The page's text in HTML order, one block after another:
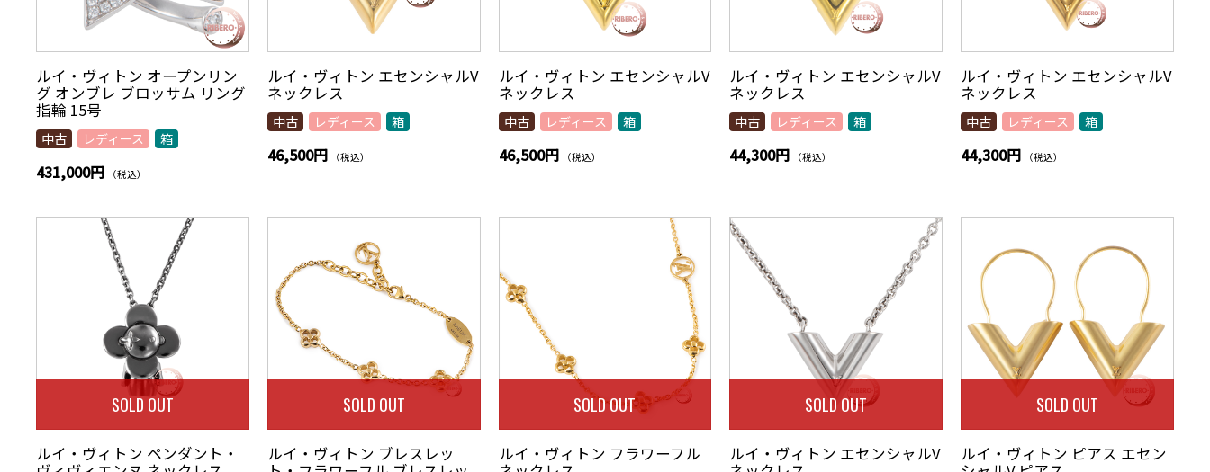
ルイ・ヴィトン オープンリン
グ オンブレ ブロッサム リング
指輪 15号
中古 レディース 箱
431,000円 （税込）
ルイ・ヴィトン エセンシャルV
ネックレス
中古 レディース 箱
46,500円 （税込）
ルイ・ヴィトン エセンシャルV
ネックレス
中古 レディース 箱
46,500円 （税込）
ルイ・ヴィトン エセンシャルV
ネックレス
中古 レディース 箱
44,300円 （税込）
ルイ・ヴィトン エセンシャルV
ネックレス
中古 レディース 箱
44,300円 （税込）
SOLD OUT
ルイ・ヴィトン ペンダント・
SOLD OUT
ルイ・ヴィトン ブレスレッ
SOLD OUT
ルイ・ヴィトン フラワーフル
SOLD OUT
ルイ・ヴィトン エセンシャルV
SOLD OUT
ルイ・ヴィトン ピアス エセン